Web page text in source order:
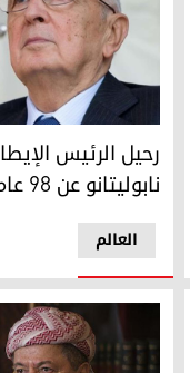
رحيل الرئيس الإيطالي
العالم
رحيل الرئيس
نابوليتانو عن 98 عاماً